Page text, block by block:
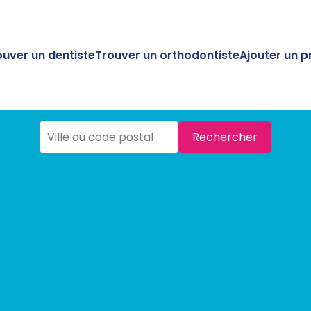
un dentisteTrouver un orthodontisteAjouter un
Rechercher